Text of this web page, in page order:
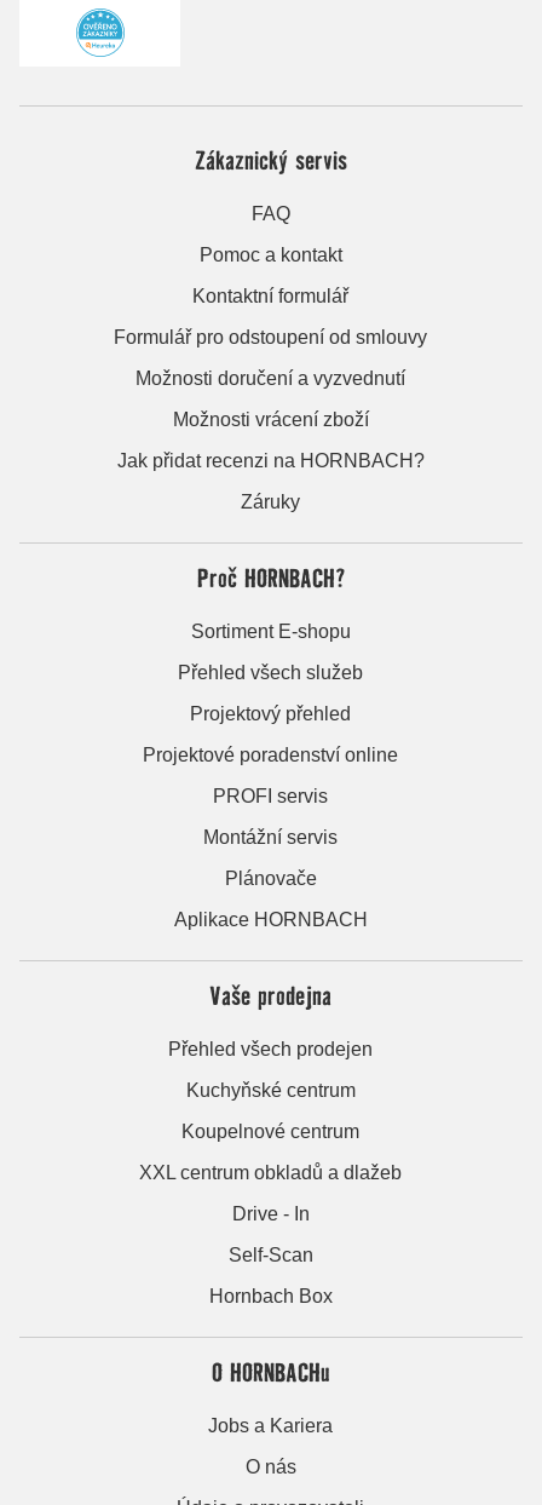
Zákaznický servis
FAQ
Pomoc a kontakt
Kontaktní formulář
Formulář pro odstoupení od smlouvy
Možnosti doručení a vyzvednutí
Možnosti vrácení zboží
Jak přidat recenzi na HORNBACH?
Záruky
Proč HORNBACH?
Sortiment E-shopu
Přehled všech služeb
Projektový přehled
Projektové poradenství online
PROFI servis
Montážní servis
Plánovače
Aplikace HORNBACH
Vaše prodejna
Přehled všech prodejen
Kuchyňské centrum
Koupelnové centrum
XXL centrum obkladů a dlažeb
Drive - In
Self-Scan
Hornbach Box
O HORNBACHu
Jobs a Kariera
O nás